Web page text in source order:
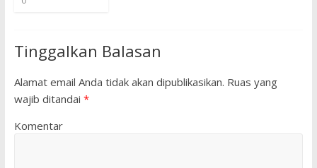
Tinggalkan Balasan
Alamat email Anda tidak akan dipublikasikan. Ruas yang
wajib ditandai *
Komentar